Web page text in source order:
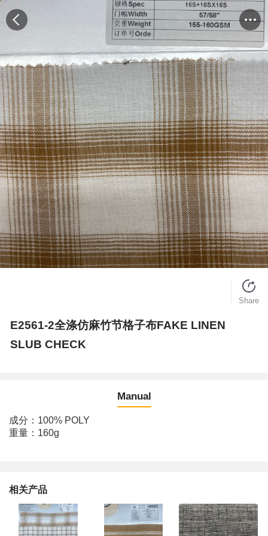
Share
E2561-2全涤仿麻竹节格子布FAKE LINEN
SLUB CHECK
Manual
成分：100% POLY
重量：160g
相关产品